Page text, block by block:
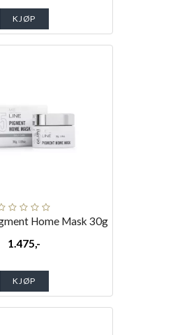
KJØP
Home Mask 30g
1.475,-
KJØP